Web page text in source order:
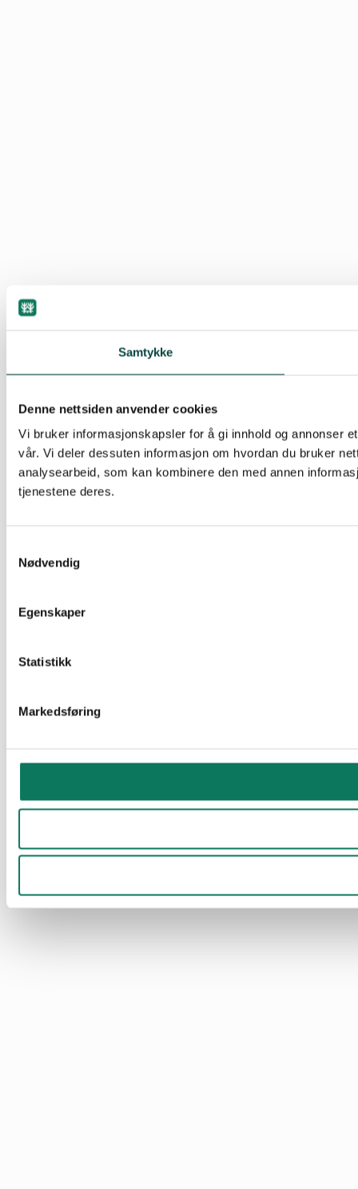
Samtykke
Denne nettsiden anvender cookies
Vi bruker informasjonskapsler for å gi innhold og annonser
vår. Vi deler dessuten informasjon om hvordan du bruker
analysearbeid, som kan kombinere den med annen
tjenestene deres.
Nødvendig
Egenskaper
Statistikk
Markedsføring